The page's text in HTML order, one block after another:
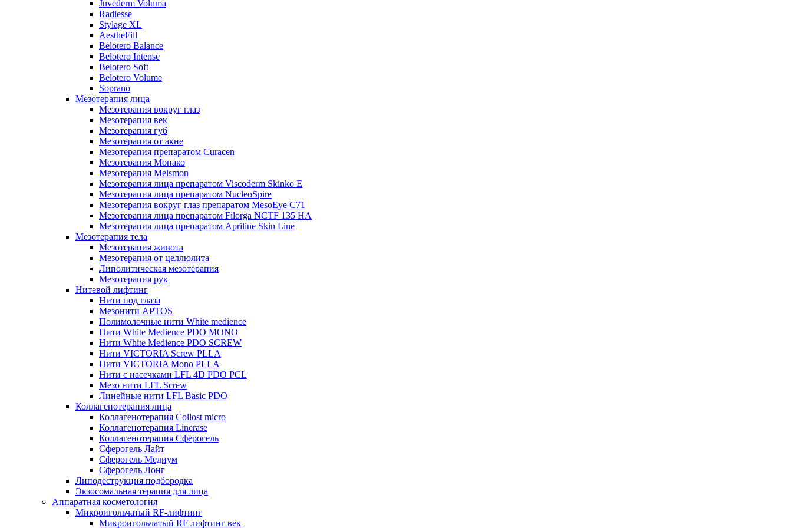
Juvederm Voluma
Radiesse
Stylage XL
AestheFill
Belotero Balance
Belotero Intense
Belotero Soft
Belotero Volume
Soprano
Мезотерапия лица
Мезотерапия вокруг глаз
Мезотерапия век
Мезотерапия губ
Мезотерапия от акне
Мезотерапия препаратом Curacen
Мезотерапия Монако
Мезотерапия Melsmon
Мезотерапия лица препаратом Viscoderm Skinko E
Мезотерапия лица препаратом NucleoSpire
Мезотерапия вокруг глаз препаратом MesoEye С71
Мезотерапия лица препаратом Filorga NCTF 135 HA
Мезотерапия лица препаратом Apriline Skin Line
Мезотерапия тела
Мезотерапия живота
Мезотерапия от целлюлита
Липолитическая мезотерапия
Мезотерапия рук
Нитевой лифтинг
Нити под глаза
Мезонити APTOS
Полимолочные нити White medience
Нити White Medience PDO MONO
Нити White Medience PDO SCREW
Нити VICTORIA Screw PLLA
Нити VICTORIA Mono PLLA
Нити с насечками LFL 4D PDO PCL
Мезо нити LFL Screw
Линейные нити LFL Basic PDO
Коллагенотерапия лица
Коллагенотерапия Collost micro
Коллагенотерапия Linerase
Коллагенотерапия Сферогель
Сферогель Лайт
Сферогель Медиум
Сферогель Лонг
Липодеструкция подбородка
Экзосомальная терапия для лица
Аппаратная косметология
Микроигольчатый RF-лифтинг
Микроигольчатый RF лифтинг век